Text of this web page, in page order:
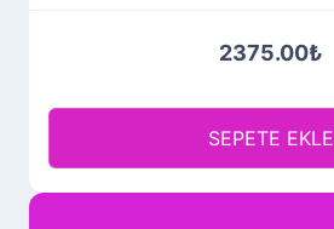
2375.00₺
SEPETE EKLE